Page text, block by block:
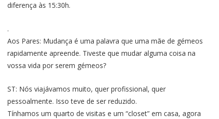
diferença às 15:30h.
.
Aos Pares: Mudança é uma palavra que uma mãe de gémeos
rapidamente apreende. Tiveste que mudar alguma coisa na
vossa vida por serem gémeos?
ST: Nós viajávamos muito, quer profissional, quer
pessoalmente. Isso teve de ser reduzido.
Tínhamos um quarto de visitas e um “closet” em casa, agora